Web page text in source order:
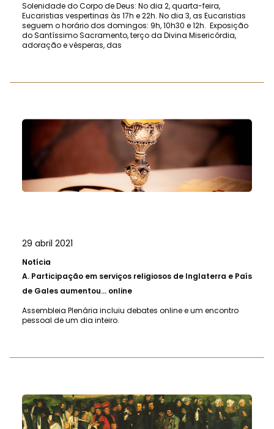
Solenidade do Corpo de Deus: No dia 2, quarta-feira,
Eucaristias vespertinas às 17h e 22h. No dia 3, as Eucaristias
seguem o horário dos domingos: 9h, 10h30 e 12h. Exposição
do Santíssimo Sacramento, terço da Divina Misericórdia,
adoração e vésperas, das
29 abril 2021
Notícia
A. Participação em serviços religiosos de Inglaterra e País
de Gales aumentou... online
Assembleia Plenária incluiu debates online e um encontro
pessoal de um dia inteiro.